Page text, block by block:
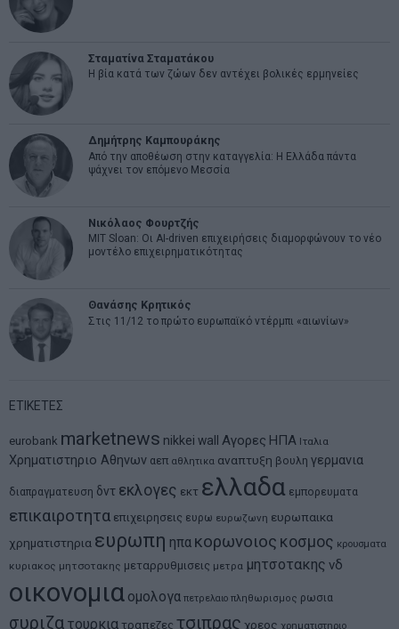
Σταματίνα Σταματάκου
Η βία κατά των ζώων δεν αντέχει βολικές ερμηνείες
Δημήτρης Καμπουράκης
Από την αποθέωση στην καταγγελία: Η Ελλάδα πάντα
ψάχνει τον επόμενο Μεσσία
Νικόλαος Φουρτζής
MIT Sloan: Οι AI-driven επιχειρήσεις διαμορφώνουν το νέο
μοντέλο επιχειρηματικότητας
Θανάσης Κρητικός
Στις 11/12 το πρώτο ευρωπαϊκό ντέρμπι «αιωνίων»
ΕΤΙΚΕΤΕΣ
eurobank marketnews nikkei wall Αγορες ΗΠΑ Ιταλια
Χρηματιστηριο Αθηνων αεπ αθλητικα αναπτυξη βουλη γερμανια
διαπραγματευση δντ εκλογες εκτ ελλαδα εμπορευματα
επικαιροτητα επιχειρησεις ευρω ευρωζωνη ευρωπαικα
χρηματιστηρια ευρωπη ηπα κορωνοιος κοσμος κρουσματα
κυριακος μητσοτακης μεταρρυθμισεις μετρα μητσοτακης νδ
οικονομια ομολογα πετρελαιο πληθωρισμος ρωσια
συριζα τουρκια τραπεζες τσιπρας χρεος χρηματιστηριο